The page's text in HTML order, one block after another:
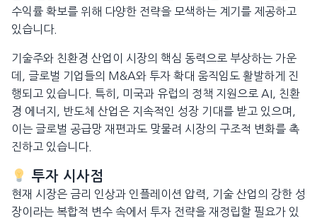
수익률 확보를 위해 다양한 전략을 모색하는 계기를 제공하고
있습니다.
기술주와 친환경 산업이 시장의 핵심 동력으로 부상하는 가운
데, 글로벌 기업들의 M&A와 투자 확대 움직임도 활발하게 진
행되고 있습니다. 특히, 미국과 유럽의 정책 지원으로 AI, 친환
경 에너지, 반도체 산업은 지속적인 성장 기대를 받고 있으며,
이는 글로벌 공급망 재편과도 맞물려 시장의 구조적 변화를 촉
진하고 있습니다.
투자 시사점
현재 시장은 금리 인상과 인플레이션 압력, 기술 산업의 강한 성
장이라는 복합적 변수 속에서 투자 전략을 재정립할 필요가 있